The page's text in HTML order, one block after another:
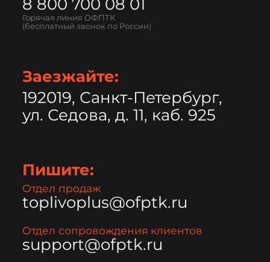
8 800 700 08 01
Горячая линия ОФПТК
(бесплатный звонок по России)
Заезжайте:
192019, Санкт-Петербург,
ул. Седова, д. 11, каб. 925
Пишите:
Отдел продаж
toplivoplus@ofptk.ru
Отдел сопровождения клиентов
support@ofptk.ru